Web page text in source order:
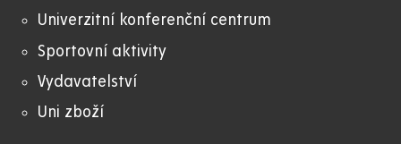
Univerzitní konferenční centrum
Sportovní aktivity
Vydavatelství
Uni zboží